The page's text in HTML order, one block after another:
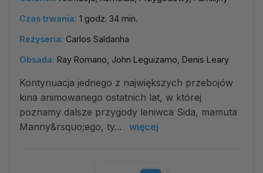
Czas trwania: 1 godz. 34 min.
Reżyseria: Carlos Saldanha
Obsada: Ray Romano, John Leguizamo, Denis Leary
Kontynuacja jednego z największych przebojów
kina animowanego ostatnich lat, w której
poznamy dalsze przygody leniwca Sida, mamuta
Manny&rsquo;ego, ty...
więcej